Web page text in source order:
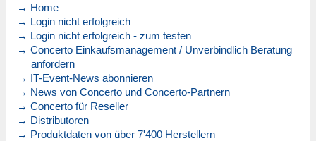
→ Home
→ Login nicht erfolgreich
→ Login nicht erfolgreich - zum testen
→ Concerto Einkaufsmanagement / Unverbindlich Beratung
anfordern
→ IT-Event-News abonnieren
→ News von Concerto und Concerto-Partnern
→ Concerto für Reseller
→ Distributoren
→ Produktdaten von über 7'400 Herstellern